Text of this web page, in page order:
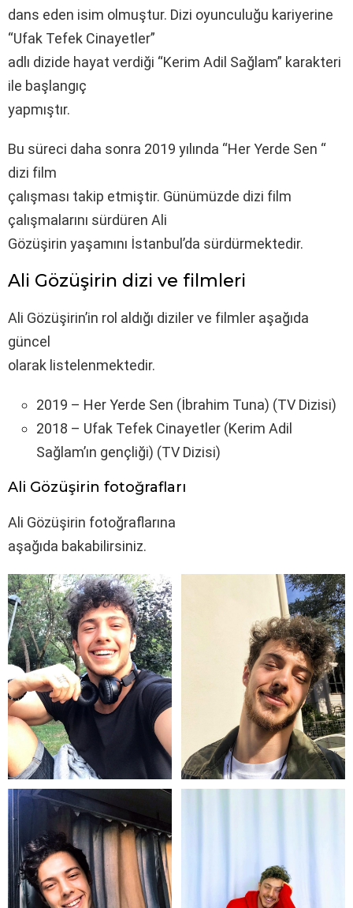
dans eden isim olmuştur. Dizi oyunculuğu kariyerine
“Ufak Tefek Cinayetler”
adlı dizide hayat verdiği “Kerim Adil Sağlam” karakteri
ile başlangıç
yapmıştır.
Bu süreci daha sonra 2019 yılında “Her Yerde Sen “
dizi film
çalışması takip etmiştir. Günümüzde dizi film
çalışmalarını sürdüren Ali
Gözüşirin yaşamını İstanbul’da sürdürmektedir.
Ali Gözüşirin dizi ve filmleri
Ali Gözüşirin’in rol aldığı diziler ve filmler aşağıda
güncel
olarak listelenmektedir.
2019 – Her Yerde Sen (İbrahim Tuna) (TV Dizisi)
2018 – Ufak Tefek Cinayetler (Kerim Adil
Sağlam’ın gençliği) (TV Dizisi)
Ali Gözüşirin fotoğrafları
Ali Gözüşirin fotoğraflarına
aşağıda bakabilirsiniz.